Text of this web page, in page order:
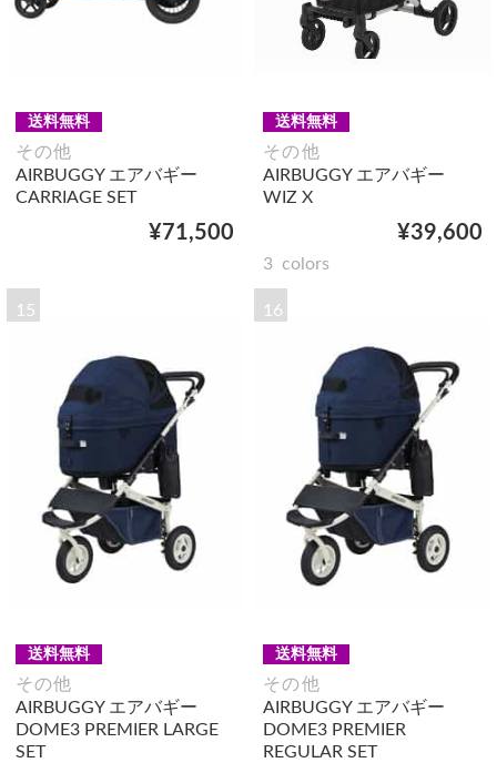
送料無料
その他
AIRBUGGY エアバギー
CARRIAGE SET
¥71,500
送料無料
その他
AIRBUGGY エアバギー
WIZ X
¥39,600
3 colors
15
送料無料
その他
AIRBUGGY エアバギー
DOME3 PREMIER LARGE
SET
16
送料無料
その他
AIRBUGGY エアバギー
DOME3 PREMIER
REGULAR SET